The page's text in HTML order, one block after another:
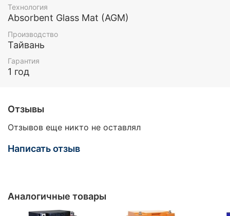
Технология
Absorbent Glass Mat (AGM)
Производство
Тайвань
Гарантия
1 год
Отзывы
Отзывов еще никто не оставлял
Написать отзыв
Аналогичные товары